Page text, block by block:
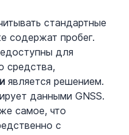
стандартные
содержат пробег.
для
средства,
является решением.
данными GNSS.
самое, что
с